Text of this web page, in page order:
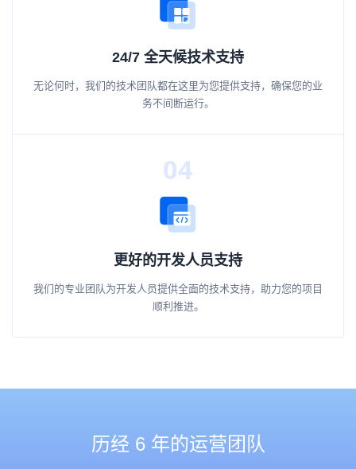
24/7 全天候技术支持
无论何时，我们的技术团队都在这里为您提供支持，确保您的业
务不间断运行。
04
更好的开发人员支持
我们的专业团队为开发人员提供全面的技术支持，助力您的项目
顺利推进。
历经 6 年的运营团队